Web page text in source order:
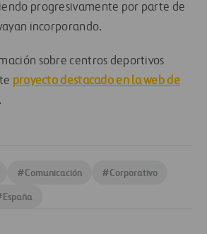
progresivamente por parte de
incorporando.
sobre centros deportivos
proyecto destacado en la web de
#Comunicación #Corporativo
España